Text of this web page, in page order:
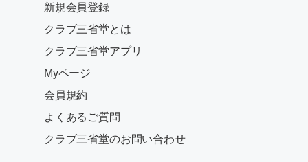
新規会員登録
クラブ三省堂とは
クラブ三省堂アプリ
Myページ
会員規約
よくあるご質問
クラブ三省堂のお問い合わせ